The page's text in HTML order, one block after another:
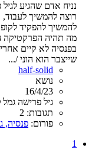
נניח אדם שהגיע
רוצה להמשיך לעבוד,
להמשיך להפקיד
מה תהיה הפרקטיקה
בפנסיה לא קיים
שייצבר הוא הוני /...
half-solid
נושא
16/4/23
גיל פרישה גמל
תגובות: 2
פורום: פנסיה,
1